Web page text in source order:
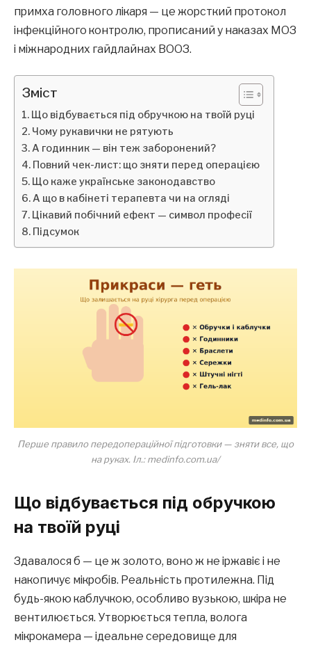
примха головного лікаря — це жорсткий протокол
інфекційного контролю, прописаний у наказах МОЗ
і міжнародних гайдлайнах ВООЗ.
Зміст
Що відбувається під обручкою на твоїй руці
Чому рукавички не рятують
А годинник — він теж заборонений?
Повний чек-лист: що зняти перед операцією
Що каже українське законодавство
А що в кабінеті терапевта чи на огляді
Цікавий побічний ефект — символ професії
Підсумок
Перше правило передопераційної підготовки — зняти все, що
на руках. Іл.: medinfo.com.ua/
Що відбувається під обручкою
на твоїй руці
Здавалося б — це ж золото, воно ж не іржавіє і не
накопичує мікробів. Реальність протилежна. Під
будь-якою каблучкою, особливо вузькою, шкіра не
вентилюється. Утворюється тепла, волога
мікрокамера — ідеальне середовище для